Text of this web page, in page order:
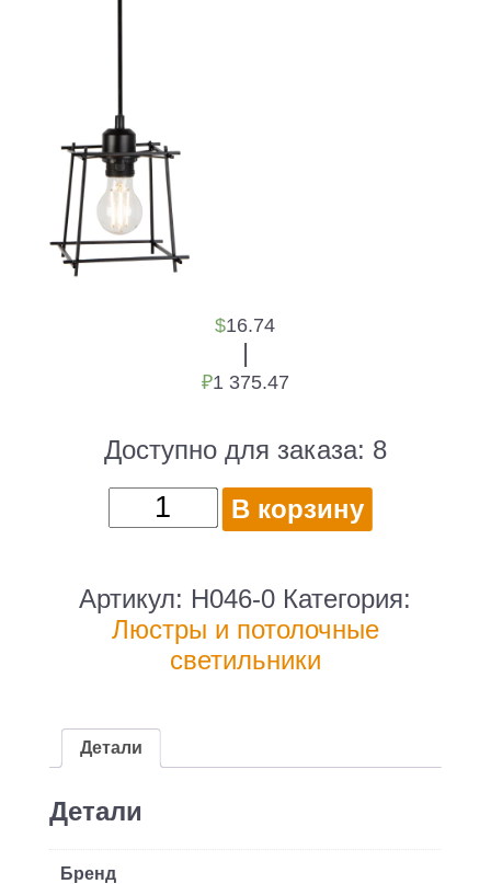
$16.74
|
₽1 375.47
Доступно для заказа: 8
Количество
товара
Hiper
Oriental
H046-
черный
В корзину
Артикул: H046-0 Категория:
Люстры и потолочные
светильники
Детали
Детали
Бренд